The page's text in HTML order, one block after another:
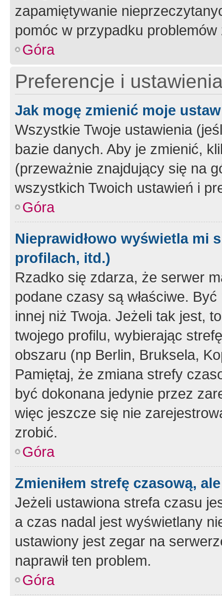
zapamiętywanie
pomóc w przypadku
Góra
Preferencje i
Jak mogę zmienić moje
Wszystkie Twoje ustawienia
bazie danych. Aby je zmienić,
(przeważnie znajdujący się na
wszystkich Twoich ustawień i
Góra
Nieprawidłowo wyświetla mi
profilach, itd.)
Rzadko się zdarza, że serwer
podane czasy są właściwe.
innej niż Twoja. Jeżeli tak jest,
twojego profilu, wybierając
obszaru (np Berlin, Bruksela,
Pamiętaj, że zmiana strefy
być dokonana jedynie przez
więc jeszcze się nie
zrobić.
Góra
Zmieniłem strefę czasową,
Jeżeli ustawiona strefa czasu
a czas nadal jest wyświetlany
ustawiony jest zegar na
naprawił ten problem.
Góra